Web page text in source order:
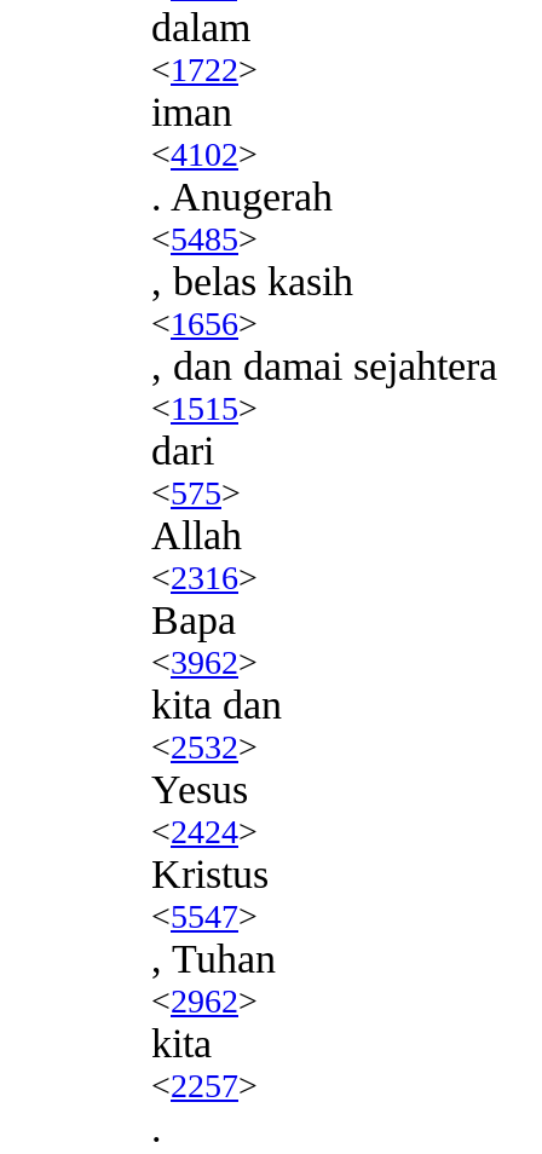
dalam
<1722>
iman
<4102>
. Anugerah
<5485>
, belas kasih
<1656>
, dan damai sejahtera
<1515>
dari
<575>
Allah
<2316>
Bapa
<3962>
kita dan
<2532>
Yesus
<2424>
Kristus
<5547>
, Tuhan
<2962>
kita
<2257>
.